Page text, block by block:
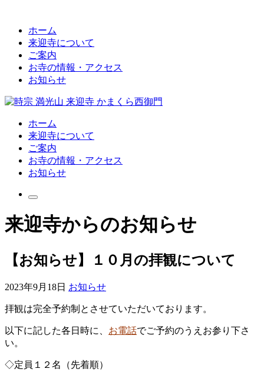
ホーム
来迎寺について
ご案内
お寺の情報・アクセス
お知らせ
ホーム
来迎寺について
ご案内
お寺の情報・アクセス
お知らせ
来迎寺からのお知らせ
【お知らせ】１０月の拝観について
2023年9月18日 お知らせ
拝観は完全予約制とさせていただいております。
以下に記した各日時に、 お電話でご予約のうえお参り下さ
い。
◇定員１２名（先着順）